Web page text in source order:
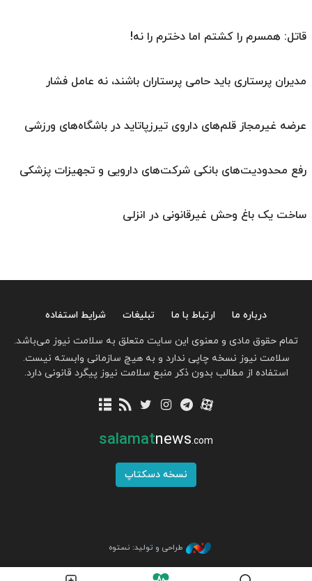
قاتل: همسرم را کشتم اما دخترم را نه!
مدیران پرستاری باید حامی پرستاران باشند، نه عامل فشار
عرضه غیرمجاز قلم‌های داروی تیرزپاتاید در باشگاه‌های ورزشی
رفع محدودیت‌های بانکی شرکت‌های دارویی و تجهیزات پزشکی
ساخت یک باغ وحش غیرقانونی در انزلی
درباره ما ارتباط با ما تبلیغات
شرایط استفاده
تمام حقوق مادی و معنوی این سایت متعلق به سلامت نیوز می‌باشد.
سلامت نیوز نسخه چاپی ندارد و به هیچ سازمانی وابسته نیست.
استفاده از مطالب بدون ذکر منبع سلامت نیوز پیگرد قانونی دارد.
salamatnews.com
نسخه دسکتاپ
طراحی و تولید: نستوه